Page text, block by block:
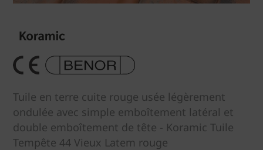
Tuile en terre cuite rouge usée légèrement
ondulée avec simple emboîtement latéral et
double emboîtement de tête - Koramic Tuile
Tempête 44 Vieux Latem rouge